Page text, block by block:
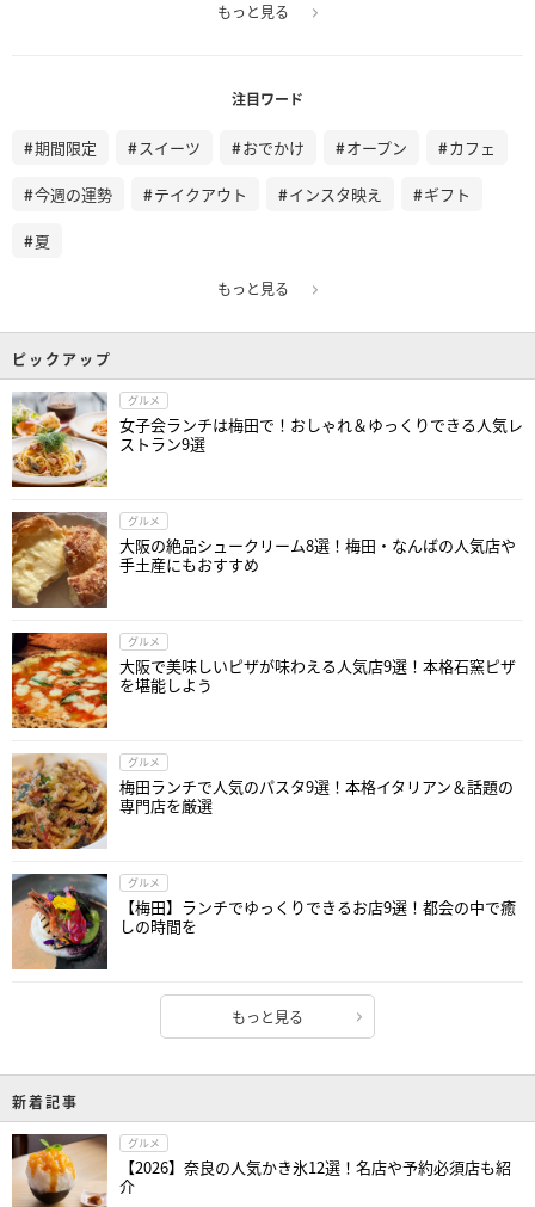
もっと見る
注目ワード
期間限定 スイーツ おでかけ オープン カフェ
今週の運勢 テイクアウト インスタ映え ギフト
夏
もっと見る
ピックアップ
グルメ
女子会ランチは梅田で！おしゃれ＆ゆっくりできる人気レ
ストラン9選
グルメ
大阪の絶品シュークリーム8選！梅田・なんばの人気店や
手土産にもおすすめ
グルメ
大阪で美味しいピザが味わえる人気店9選！本格石窯ピザ
を堪能しよう
グルメ
梅田ランチで人気のパスタ9選！本格イタリアン＆話題の
専門店を厳選
グルメ
【梅田】ランチでゆっくりできるお店9選！都会の中で癒
しの時間を
もっと見る
新着記事
グルメ
【2026】奈良の人気かき氷12選！名店や予約必須店も紹
介